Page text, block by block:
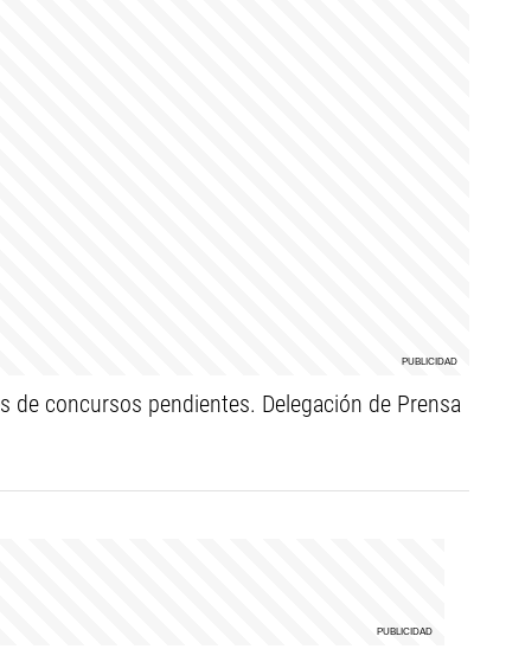
de concursos pendientes. Delegación de Prensa